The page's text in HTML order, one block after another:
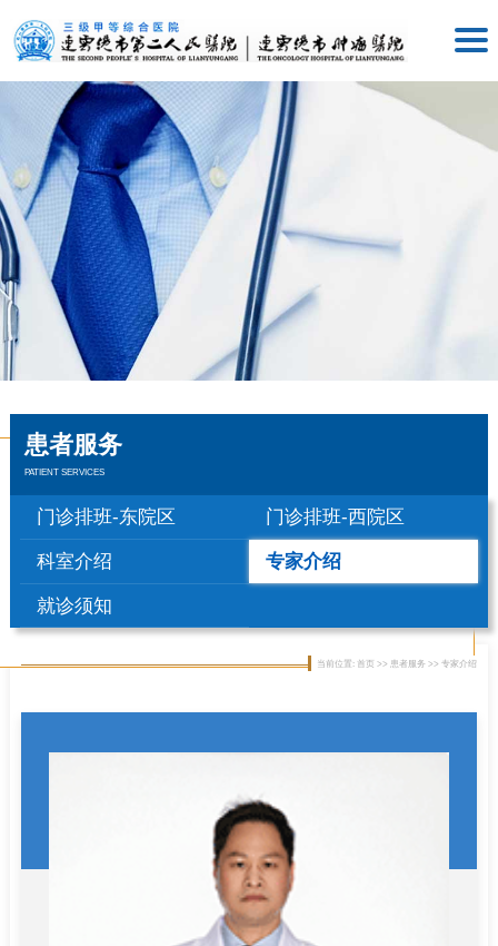
患者服务
PATIENT SERVICES
门诊排班-东院区 门诊排班-西院区
科室介绍 专家介绍
就诊须知
当前位置: 首页 >> 患者服务 >> 专家介绍